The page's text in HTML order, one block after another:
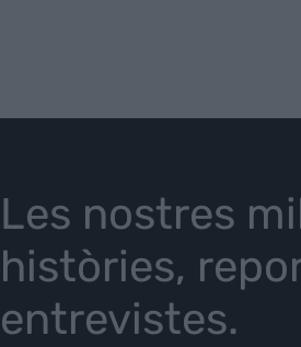
Les nostres
històries,
entrevistes.